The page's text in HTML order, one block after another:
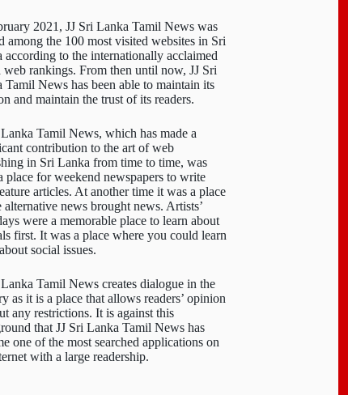
2021, JJ Sri Lanka Tamil News was
among the 100 most visited websites in Sri
according to the internationally acclaimed
web rankings. From then until now, JJ Sri
Tamil News has been able to maintain its
and maintain the trust of its readers.
Tamil News, which has made a
contribution to the art of web
in Sri Lanka from time to time, was
place for weekend newspapers to write
articles. At another time it was a place
alternative news brought news. Artists’
were a memorable place to learn about
first. It was a place where you could learn
social issues.
Tamil News creates dialogue in the
as it is a place that allows readers’ opinion
any restrictions. It is against this
that JJ Sri Lanka Tamil News has
one of the most searched applications on
with a large readership.